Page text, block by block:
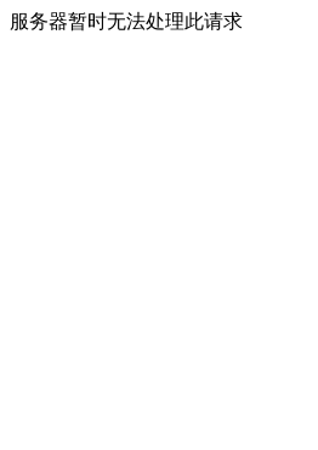
服务器暂时无法处理此请求